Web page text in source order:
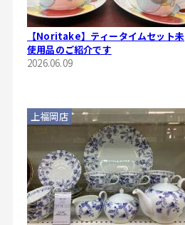
【Noritake】ティータイムセット未
使用品のご紹介です
2026.06.09
上福岡店